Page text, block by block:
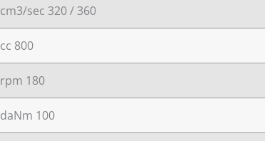
cm3/sec 320 / 360
cc 800
rpm 180
daNm 100